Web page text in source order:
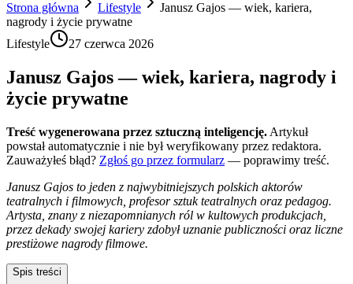
Strona główna
Lifestyle
Janusz Gajos — wiek, kariera,
nagrody i życie prywatne
Lifestyle
27 czerwca 2026
Janusz Gajos — wiek, kariera, nagrody i
życie prywatne
Treść wygenerowana przez sztuczną inteligencję. Artykuł
powstał automatycznie i nie był weryfikowany przez redaktora.
Zauważyłeś błąd? Zgłoś go przez formularz — poprawimy treść.
Janusz Gajos to jeden z najwybitniejszych polskich aktorów
teatralnych i filmowych, profesor sztuk teatralnych oraz pedagog.
Artysta, znany z niezapomnianych ról w kultowych produkcjach,
przez dekady swojej kariery zdobył uznanie publiczności oraz liczne
prestiżowe nagrody filmowe.
Spis treści